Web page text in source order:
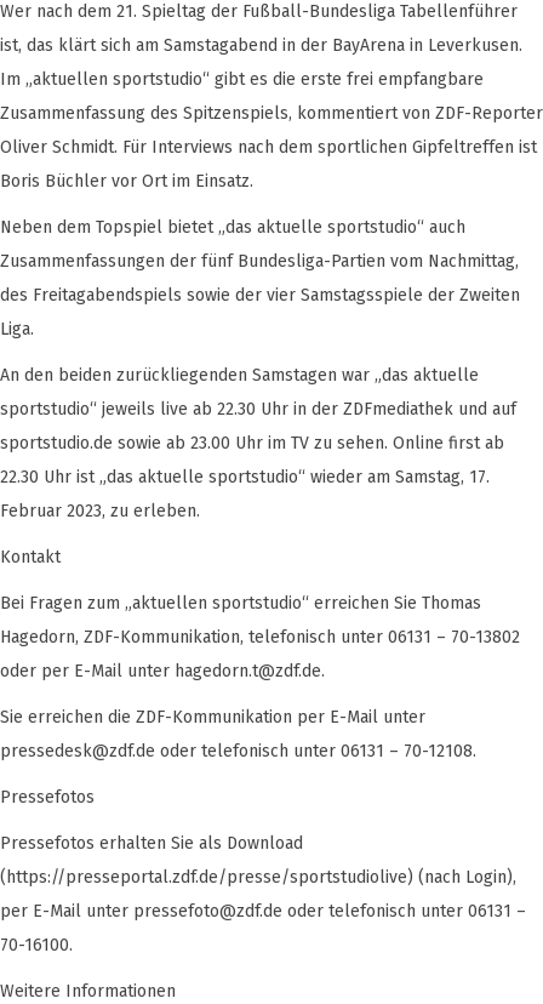
Wer nach dem 21. Spieltag der Fußball-Bundesliga Tabellenführer
ist, das klärt sich am Samstagabend in der BayArena in Leverkusen.
Im „aktuellen sportstudio“ gibt es die erste frei empfangbare
Zusammenfassung des Spitzenspiels, kommentiert von ZDF-Reporter
Oliver Schmidt. Für Interviews nach dem sportlichen Gipfeltreffen ist
Boris Büchler vor Ort im Einsatz.
Neben dem Topspiel bietet „das aktuelle sportstudio“ auch
Zusammenfassungen der fünf Bundesliga-Partien vom Nachmittag,
des Freitagabendspiels sowie der vier Samstagsspiele der Zweiten
Liga.
An den beiden zurückliegenden Samstagen war „das aktuelle
sportstudio“ jeweils live ab 22.30 Uhr in der ZDFmediathek und auf
sportstudio.de sowie ab 23.00 Uhr im TV zu sehen. Online first ab
22.30 Uhr ist „das aktuelle sportstudio“ wieder am Samstag, 17.
Februar 2023, zu erleben.
Kontakt
Bei Fragen zum „aktuellen sportstudio“ erreichen Sie Thomas
Hagedorn, ZDF-Kommunikation, telefonisch unter 06131 – 70-13802
oder per E-Mail unter hagedorn.t@zdf.de.
Sie erreichen die ZDF-Kommunikation per E-Mail unter
pressedesk@zdf.de oder telefonisch unter 06131 – 70-12108.
Pressefotos
Pressefotos erhalten Sie als Download
(https://presseportal.zdf.de/presse/sportstudiolive) (nach Login),
per E-Mail unter pressefoto@zdf.de oder telefonisch unter 06131 –
70-16100.
Weitere Informationen